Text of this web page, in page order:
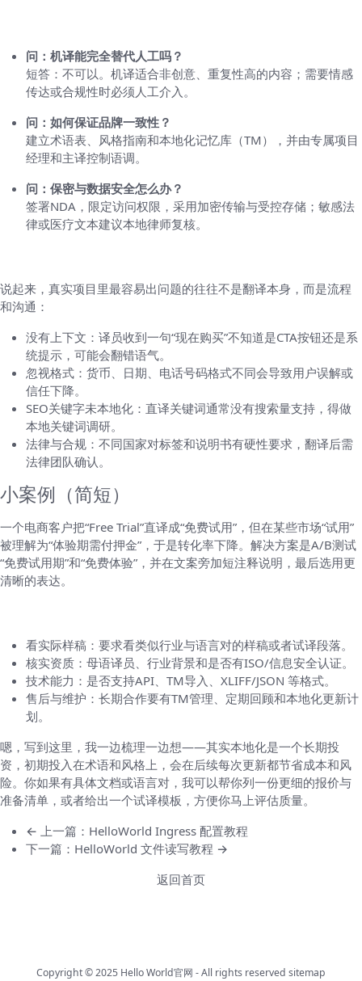
问：机译能完全替代人工吗？
短答：不可以。机译适合非创意、重复性高的内容；需要情感
传达或合规性时必须人工介入。
问：如何保证品牌一致性？
建立术语表、风格指南和本地化记忆库（TM），并由专属项目
经理和主译控制语调。
问：保密与数据安全怎么办？
签署NDA，限定访问权限，采用加密传输与受控存储；敏感法
律或医疗文本建议本地律师复核。
说起来，真实项目里最容易出问题的往往不是翻译本身，而是流程
和沟通：
没有上下文：译员收到一句“现在购买”不知道是CTA按钮还是系
统提示，可能会翻错语气。
忽视格式：货币、日期、电话号码格式不同会导致用户误解或
信任下降。
SEO关键字未本地化：直译关键词通常没有搜索量支持，得做
本地关键词调研。
法律与合规：不同国家对标签和说明书有硬性要求，翻译后需
法律团队确认。
小案例（简短）
一个电商客户把“Free Trial”直译成“免费试用”，但在某些市场“试用”
被理解为“体验期需付押金”，于是转化率下降。解决方案是A/B测试
“免费试用期”和“免费体验”，并在文案旁加短注释说明，最后选用更
清晰的表达。
看实际样稿：要求看类似行业与语言对的样稿或者试译段落。
核实资质：母语译员、行业背景和是否有ISO/信息安全认证。
技术能力：是否支持API、TM导入、XLIFF/JSON 等格式。
售后与维护：长期合作要有TM管理、定期回顾和本地化更新计
划。
嗯，写到这里，我一边梳理一边想——其实本地化是一个长期投
资，初期投入在术语和风格上，会在后续每次更新都节省成本和风
险。你如果有具体文档或语言对，我可以帮你列一份更细的报价与
准备清单，或者给出一个试译模板，方便你马上评估质量。
← 上一篇：HelloWorld Ingress 配置教程
下一篇：HelloWorld 文件读写教程 →
返回首页
Copyright © 2025 Hello World官网 - All rights reserved sitemap